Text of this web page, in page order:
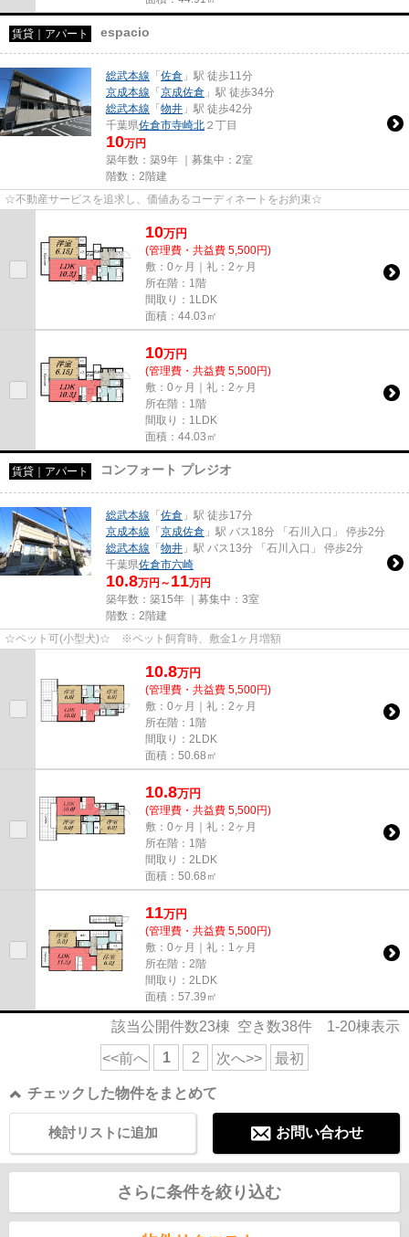
賃貸｜アパート espacio
総武本線 「佐倉 」駅 徒歩11分
京成本線 「京成佐倉 」駅 徒歩34分
総武本線 「物井 」駅 徒歩42分
千葉県佐倉市寺崎北 ２丁目
10万円
築年数：築9年 ｜募集中： 2室
階数：2階建
☆不動産サービスを追求し、価値あるコーディネートをお約束☆
10万円
(管理費・共益費 5,500円)
敷：0ヶ月｜礼：2ヶ月
所在階：1階
間取り：1LDK
面積：44.03㎡
10万円
(管理費・共益費 5,500円)
敷：0ヶ月｜礼：2ヶ月
所在階：1階
間取り：1LDK
面積：44.03㎡
賃貸｜アパート コンフォート プレジオ
総武本線 「佐倉 」駅 徒歩17分
京成本線 「京成佐倉 」駅 バス18分 「石川入口」 停歩2分
総武本線 「物井 」駅 バス13分 「石川入口」 停歩2分
千葉県佐倉市六崎
10.8万円～ 11万円
築年数：築15年 ｜募集中： 3室
階数：2階建
☆ペット可(小型犬)☆ ※ペット飼育時、敷金1ヶ月増額
10.8万円
(管理費・共益費 5,500円)
敷：0ヶ月｜礼：2ヶ月
所在階：1階
間取り：2LDK
面積：50.68㎡
10.8万円
(管理費・共益費 5,500円)
敷：0ヶ月｜礼：2ヶ月
所在階：1階
間取り：2LDK
面積：50.68㎡
11万円
(管理費・共益費 5,500円)
敷：0ヶ月｜礼：1ヶ月
所在階：2階
間取り：2LDK
面積：57.39㎡
該当公開件数23棟 空き数38件 1-20棟表示
<<前へ 1 2 次へ>> 最初
チェックした物件をまとめて
お問い合わせ
検討リストに追加
さらに条件を絞り込む